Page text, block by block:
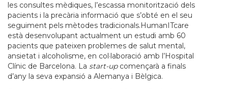
les consultes mèdiques, l’escassa monitorització dels
pacients i la precària informació que s’obté en el seu
seguiment pels mètodes tradicionals.HumanITcare
està desenvolupant actualment un estudi amb 60
pacients que pateixen problemes de salut mental,
ansietat i alcoholisme, en col·laboració amb l’Hospital
Clínic de Barcelona. La start-upcomençarà a finals
d’any la seva expansió a Alemanya i Bèlgica.